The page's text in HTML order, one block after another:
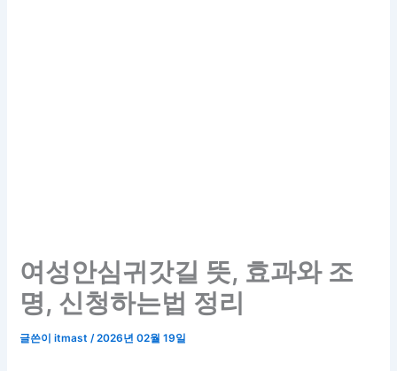
여성안심귀갓길 뜻, 효과와 조
명, 신청하는법 정리
글쓴이itmast/2026년 02월 19일